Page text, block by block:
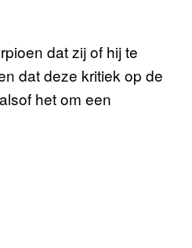
dat zij of hij te
dat deze kritiek op de
het om een